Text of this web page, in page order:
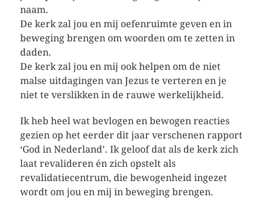
naam.
De kerk zal jou en mij oefenruimte geven en in
beweging brengen om woorden om te zetten in
daden.
De kerk zal jou en mij ook helpen om de niet
malse uitdagingen van Jezus te verteren en je
niet te verslikken in de rauwe werkelijkheid.
Ik heb heel wat bevlogen en bewogen reacties
gezien op het eerder dit jaar verschenen rapport
‘God in Nederland’. Ik geloof dat als de kerk zich
laat revalideren én zich opstelt als
revalidatiecentrum, die bewogenheid ingezet
wordt om jou en mij in beweging brengen.